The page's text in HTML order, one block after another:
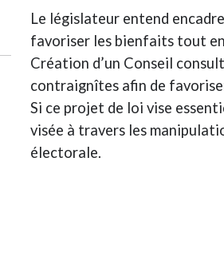
Le législateur entend
favoriser les bienfaits tout
Création d’un Conseil
contraignîtes afin de
Si ce projet de loi vise
visée à travers les
électorale.